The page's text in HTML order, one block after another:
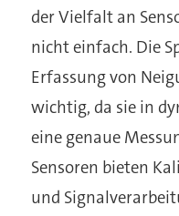
der Vielfalt an
nicht einfach. Die
Erfassung von
wichtig, da sie in
eine genaue
Sensoren bieten
und